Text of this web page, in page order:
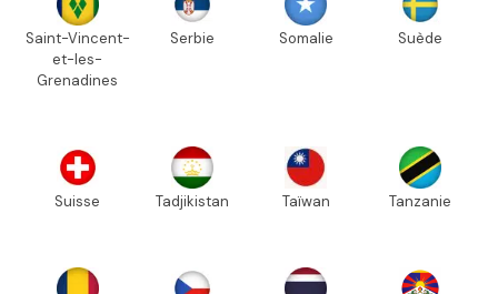
Saint-Vincent-
et-les-
Grenadines
Serbie Somalie Suède
Suisse Tadjikistan Taïwan Tanzanie